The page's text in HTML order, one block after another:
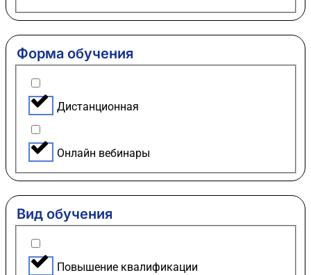
Форма обучения
Дистанционная
Онлайн вебинары
Вид обучения
Повышение квалификации